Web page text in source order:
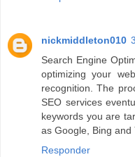
nickmiddleton010
Search Engine
optimizing your
recognition. The
SEO services
keywords you are
as Google, Bing and
Responder